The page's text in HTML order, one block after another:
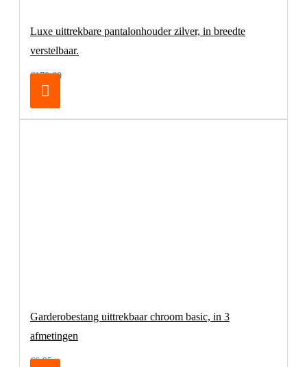
Luxe uittrekbare pantalonhouder zilver, in breedte
verstelbaar.
€179,00
Garderobestang uittrekbaar chroom basic, in 3
afmetingen
€6,95